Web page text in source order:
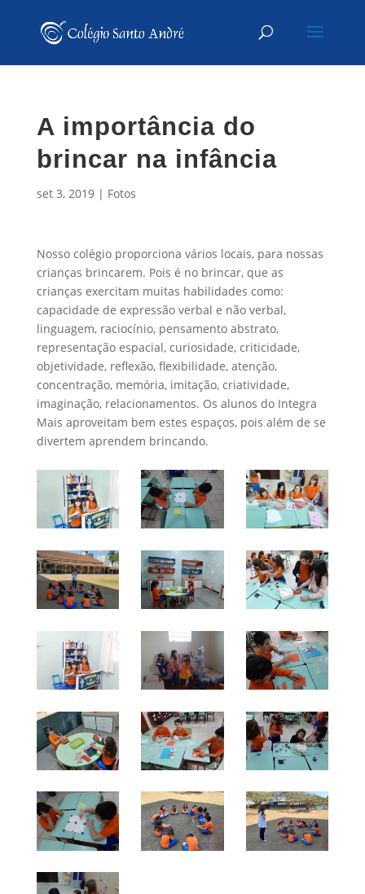
A importância do
brincar na infância
set 3, 2019| Fotos
Nosso colégio proporciona vários locais, para nossas
crianças brincarem. Pois é no brincar, que as
crianças exercitam muitas habilidades como:
capacidade de expressão verbal e não verbal,
linguagem, raciocínio, pensamento abstrato,
representação espacial, curiosidade, criticidade,
objetividade, reflexão, flexibilidade, atenção,
concentração, memória, imitação, criatividade,
imaginação, relacionamentos. Os alunos do Integra
Mais aproveitam bem estes espaços, pois além de se
divertem aprendem brincando.